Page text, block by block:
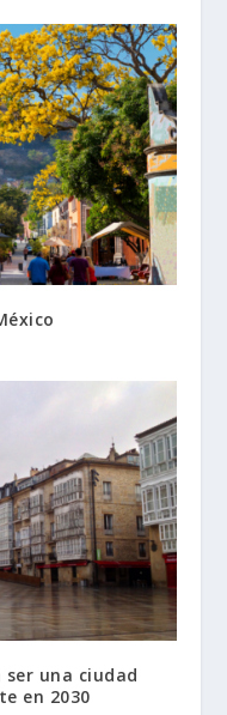
una ciudad
en 2030